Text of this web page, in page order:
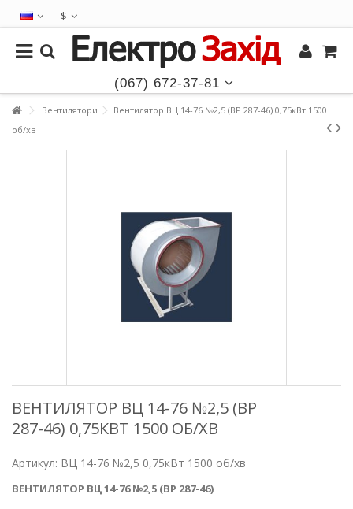
$
(067) 672-37-81
Вентилятори
Вентилятор ВЦ 14-76 №2,5 (ВР 287-46) 0,75кВт 1500
об/хв
ВЕНТИЛЯТОР ВЦ 14-76 №2,5 (ВР
287-46) 0,75КВТ 1500 ОБ/ХВ
Артикул: ВЦ 14-76 №2,5 0,75кВт 1500 об/хв
ВЕНТИЛЯТОР ВЦ 14-76 №2,5 (ВР 287-46)